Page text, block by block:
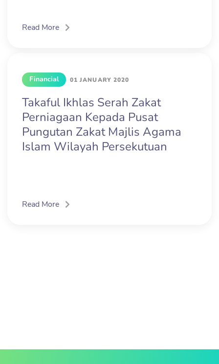
Read More
Financial 01 JANUARY 2020
Takaful Ikhlas Serah Zakat
Perniagaan Kepada Pusat
Pungutan Zakat Majlis Agama
Islam Wilayah Persekutuan
Read More